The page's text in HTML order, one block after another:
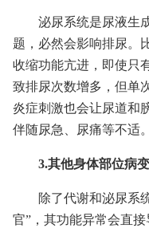
泌尿系统是尿液生
题，必然会影响排尿。
收缩功能亢进，即使只
致排尿次数增多，但单
炎症刺激也会让尿道和
伴随尿急、尿痛等不适。
3.其他身体部位病
除了代谢和泌尿系
官”，其功能异常会直